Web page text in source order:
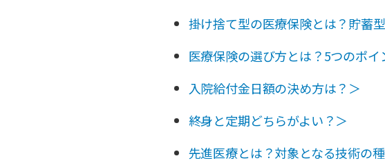
掛け捨て型の医療保険とは？貯蓄
医療保険の選び方とは？5つのポ
入院給付金日額の決め方は？＞
終身と定期どちらがよい？＞
先進医療とは？対象となる技術の